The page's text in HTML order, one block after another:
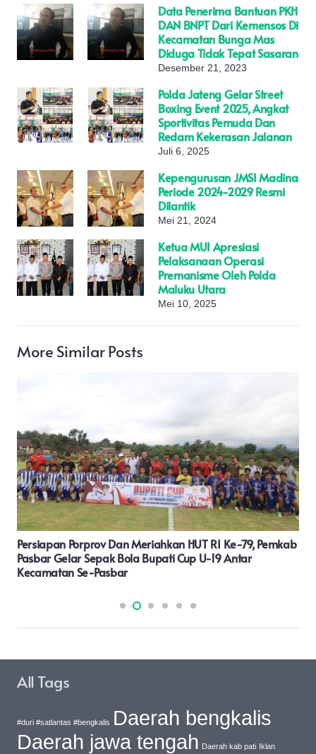
Data Penerima Bantuan PKH
DAN BNPT Dari Kemensos Di
Kecamatan Bunga Mas
Diduga Tidak Tepat Sasaran
Desember 21, 2023
Polda Jateng Gelar Street
Boxing Event 2025, Angkat
Sportivitas Pemuda Dan
Redam Kekerasan Jalanan
Juli 6, 2025
Kepengurusan JMSI Madina
Periode 2024-2029 Resmi
Dilantik
Mei 21, 2024
Ketua MUI Apresiasi
Pelaksanaan Operasi
Premanisme Oleh Polda
Maluku Utara
Mei 10, 2025
More Similar Posts
Patroli Perintis Presisi Amankan Pemuda Yang Hendak
Melakukan Tawuran.
All Tags
#duri #satlantas #bengkalis Daerah bengkalis
Daerah jawa tengah Daerah kab pati Iklan